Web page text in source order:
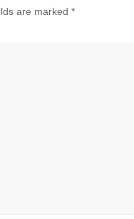
are marked *